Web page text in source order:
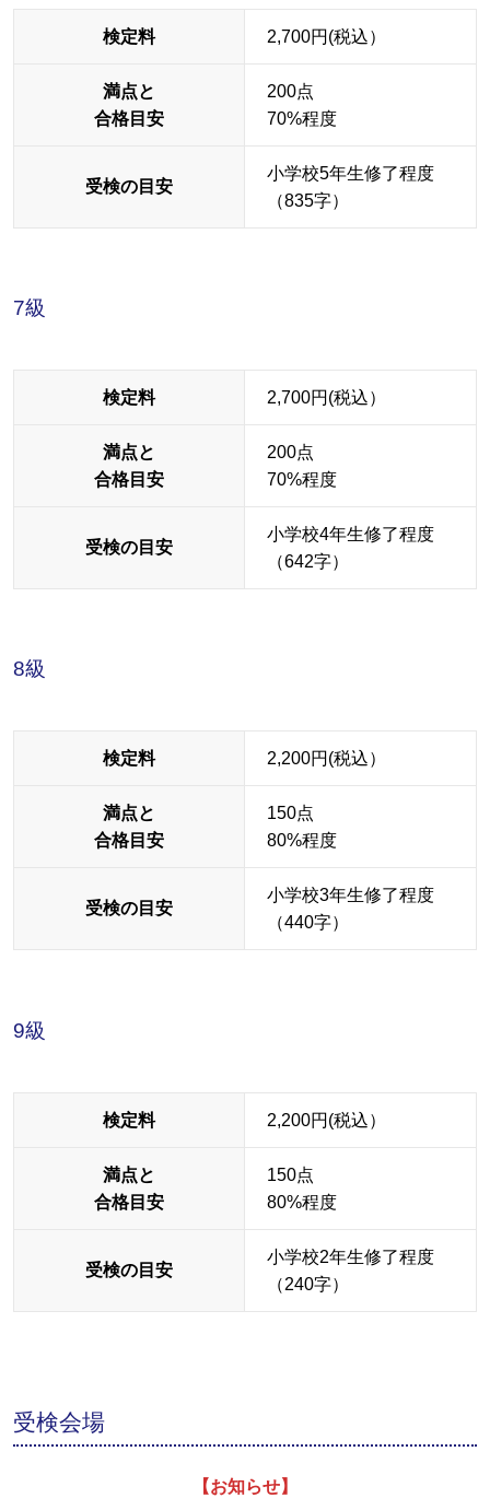
検定料 2,700円(税込）
満点と
合格目安
200点
70%程度
受検の目安
小学校5年生修了程度
（835字）
7級
検定料 2,700円(税込）
満点と
合格目安
200点
70%程度
受検の目安
小学校4年生修了程度
（642字）
8級
検定料 2,200円(税込）
満点と
合格目安
150点
80%程度
受検の目安
小学校3年生修了程度
（440字）
9級
検定料 2,200円(税込）
満点と
合格目安
150点
80%程度
受検の目安
小学校2年生修了程度
（240字）
受検会場
【お知らせ】